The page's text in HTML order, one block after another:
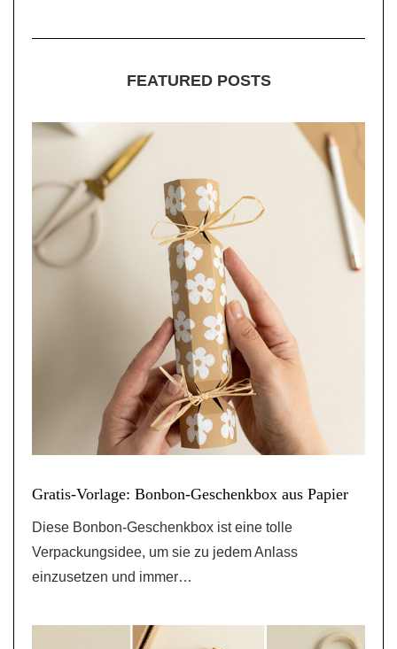
FEATURED POSTS
Gratis-Vorlage: Bonbon-Geschenkbox aus Papier
Diese Bonbon-Geschenkbox ist eine tolle
Verpackungsidee, um sie zu jedem Anlass
einzusetzen und immer…